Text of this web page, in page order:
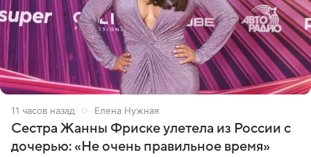
11 часов назад Елена Нужная
Сестра Жанны Фриске улетела из России с
дочерью: «Не очень правильное время»